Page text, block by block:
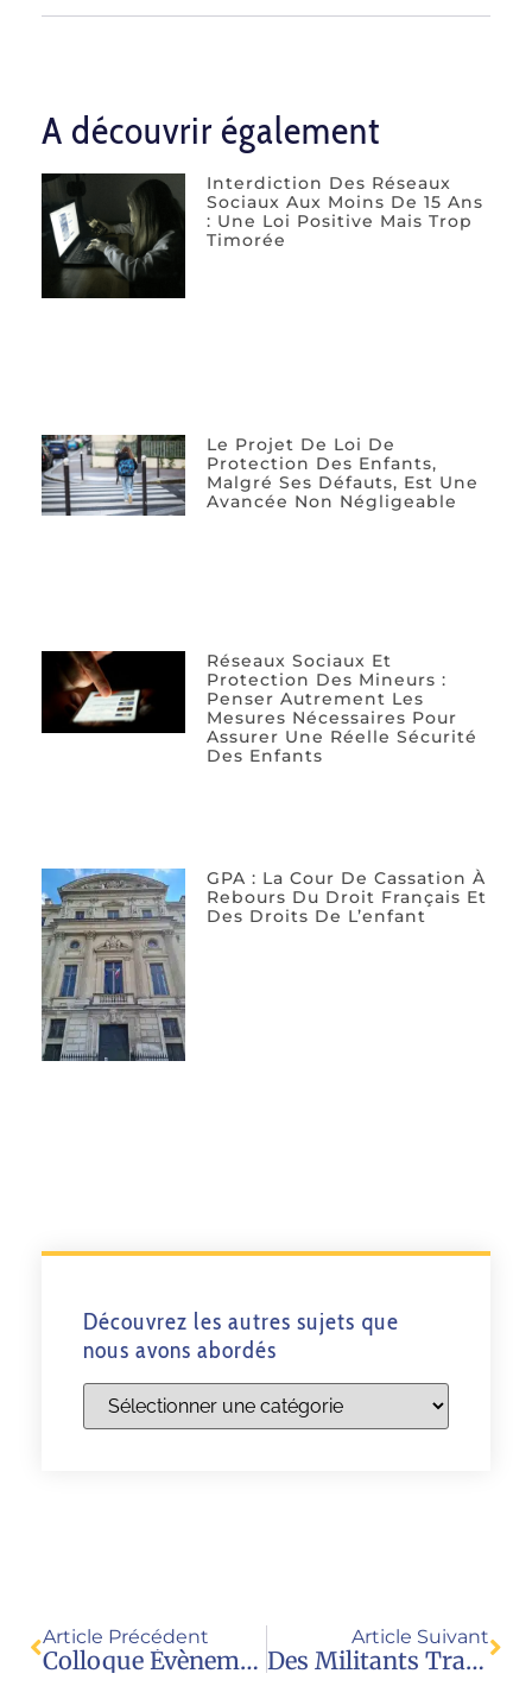
A découvrir également
Interdiction Des Réseaux
Sociaux Aux Moins De 15 Ans
: Une Loi Positive Mais Trop
Timorée
Le Projet De Loi De
Protection Des Enfants,
Malgré Ses Défauts, Est Une
Avancée Non Négligeable
Réseaux Sociaux Et
Protection Des Mineurs :
Penser Autrement Les
Mesures Nécessaires Pour
Assurer Une Réelle Sécurité
Des Enfants
GPA : La Cour De Cassation À
Rebours Du Droit Français Et
Des Droits De L’enfant
Découvrez les autres sujets que
nous avons abordés
Article Précédent
Colloque Évènement : Le Droit Naturel, Une Ressource Pour Notre Temps (Paris, Le 25 Novembre)
Article Suivant
Des Militants Trans Dans Le Groupe De Travail De La HAS ? (entretien Aude Mirkovic Dans Le JDD)